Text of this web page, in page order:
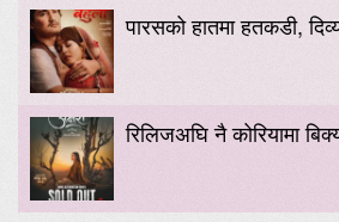
पारसको हातमा हतकडी,
रिलिजअघि नै कोरियामा